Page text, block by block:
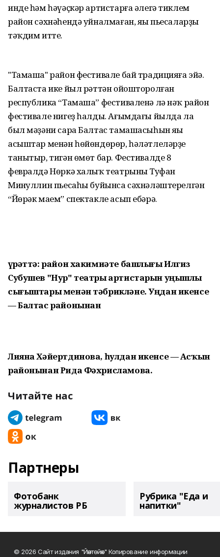
инде һәм һәүәҫкәр артистарға әлегә тиклем
район сәхнәһендә уйналмаған, яңы пьесаларҙы
тәҡдим итте.
"Тамаша" район фестивале бай традицияға эйә.
Балтаста ике йыл рәттән ойошторолған
республика “Тамаша” фестиваленә лә нәҡ район
фестивале нигеҙ һалды. Ағымдағы йылда ла
был мәҙәни сара Балтас тамашасыһын яңы
асыштар менән һөйөндөрөр, һәләтлеләрҙе
танытыр, тигән өмөт бар. Фестивалде 8
февралдә Нөркә халыҡ театрының Туфан
Миңнуллин пьесаһы буйынса сәхнәләштерелгән
“Йөрәк маем” спектакле асып ебәрә.
Һүрәттә: район хакимиәте башлығы Илгиз
Субушев "Нур" театры артистарын уңышлы
сығыштары менән тәбрикләне. Уңдан икенсе
— Балтас районынан
Лияна Хәйертдинова, һулдан икенсе — Асҡын
районынан Рида Фәхрисламова.
Читайте нас
Партнеры
Фотобанк
журналистов РБ
Рубрика "Еда и
напитки"
© 2026 Сайт издания "Йәнтөйәк" Копирование информации